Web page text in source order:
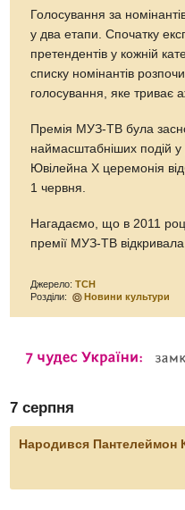
Голосування за
у два етапи. Спочатку
претендентів у кожній
списку номінантів
голосування, яке триває
Премія МУЗ-ТВ була
наймасштабніших подій у
Ювілейна Х церемонія
1 червня.
Нагадаємо, що в 2011
премії МУЗ-ТВ
Джерело:ТСН
Розділи:
Новини культури
7 серпня
Народився Пантелеймон